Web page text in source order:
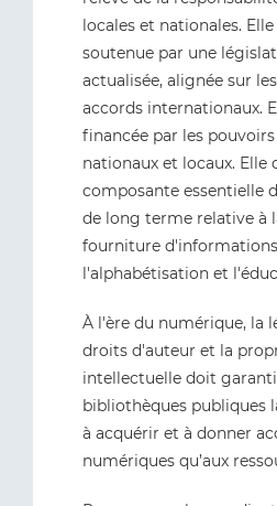
locales et nationales.
soutenue par une
actualisée, alignée sur
accords internationaux.
financée par les
nationaux et locaux. Elle
composante essentielle
de long terme relative à
fourniture
l'alphabétisation et
À l'ère du numérique, la
droits d'auteur et la
intellectuelle doit
bibliothèques publiques
à acquérir et à donner
numériques qu’aux